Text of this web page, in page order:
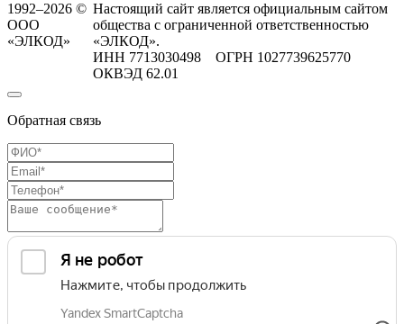
1992–2026 ©
ООО
«ЭЛКОД»
Настоящий сайт является официальным сайтом
общества с ограниченной ответственностью
«ЭЛКОД».
ИНН 7713030498 ОГРН 1027739625770
ОКВЭД 62.01
Обратная связь